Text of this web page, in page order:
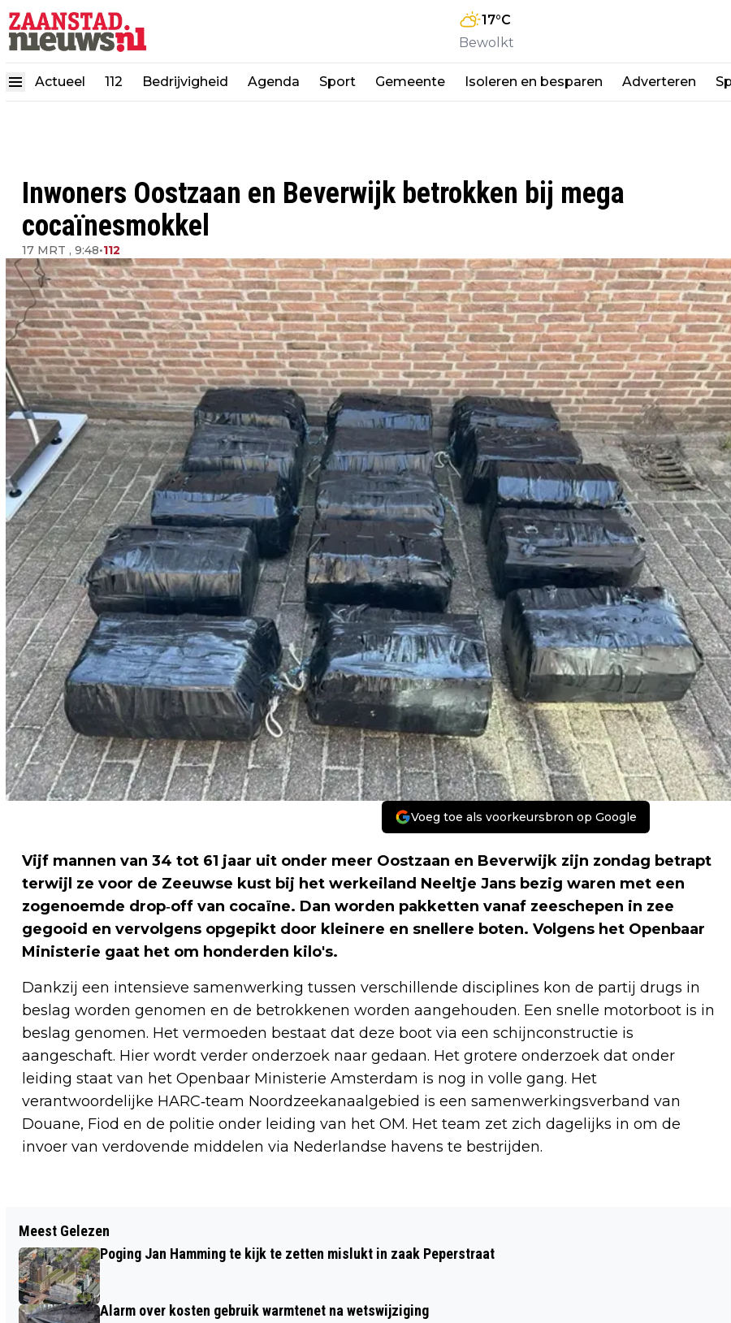
17°C
Bewolkt
Actueel 112 Bedrijvigheid Agenda Sport Gemeente Isoleren en besparen Adverteren
Inwoners Oostzaan en Beverwijk betrokken bij mega
cocaïnesmokkel
17 MRT , 9:48•112
Voeg toe als voorkeursbron op Google
Vijf mannen van 34 tot 61 jaar uit onder meer Oostzaan en Beverwijk zijn zondag betrapt
terwijl ze voor de Zeeuwse kust bij het werkeiland Neeltje Jans bezig waren met een
zogenoemde drop‑off van cocaïne. Dan worden pakketten vanaf zeeschepen in zee
gegooid en vervolgens opgepikt door kleinere en snellere boten. Volgens het Openbaar
Ministerie gaat het om honderden kilo's.
Dankzij een intensieve samenwerking tussen verschillende disciplines kon de partij drugs in
beslag worden genomen en de betrokkenen worden aangehouden. Een snelle motorboot is in
beslag genomen. Het vermoeden bestaat dat deze boot via een schijnconstructie is
aangeschaft. Hier wordt verder onderzoek naar gedaan. Het grotere onderzoek dat onder
leiding staat van het Openbaar Ministerie Amsterdam is nog in volle gang. Het
verantwoordelijke HARC‑team Noordzeekanaalgebied is een samenwerkingsverband van
Douane, Fiod en de politie onder leiding van het OM. Het team zet zich dagelijks in om de
invoer van verdovende middelen via Nederlandse havens te bestrijden.
VEERTIEN ZELFMELDINGEN DOOR FOTO'S
100 VERDACHTEN OPLICHTING
DE GEMEENTE?
Meest Gelezen
Poging Jan Hamming te kijk te zetten mislukt in zaak Peperstraat
Alarm over kosten gebruik warmtenet na wetswijziging